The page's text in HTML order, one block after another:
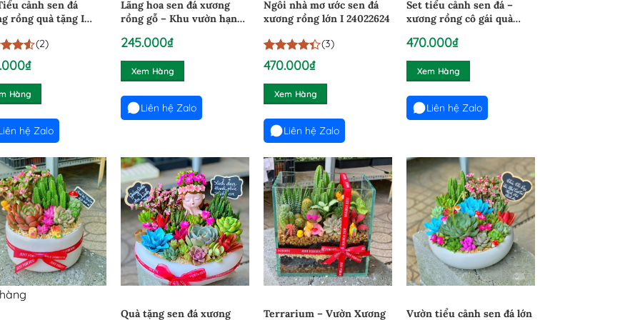
cảnh sen đá
rồng quà tặng I
5
giá
(2)
₫
Hàng
hệ Zalo
Lãng hoa sen đá xương
rồng gỗ – Khu vườn hạnh
245.000₫
Xem Hàng
Liên hệ Zalo
Ngôi nhà mơ ước sen đá
xương rồng lớn I 24022624
4.3333333333333
trên 5
dựa trên
3
đánh giá
(3)
470.000₫
Xem Hàng
Liên hệ Zalo
Set tiểu cảnh sen đá –
xương rồng cô gái quà
470.000₫
Xem Hàng
Liên hệ Zalo
Quà tặng sen đá xương
Terrarium – Vườn Xương
Vườn tiểu cảnh sen đá lớn